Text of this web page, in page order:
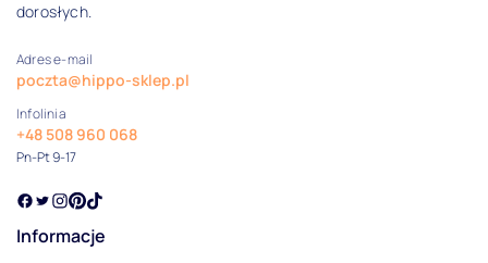
Pokaż wszystkie
Rozmiar ręcznika
70x140
Wykończenie ręcznika
Welurowe
dorosłych.
Adres e-mail
poczta@hippo-sklep.pl
Infolinia
+48 508 960 068
Pn-Pt 9-17
Informacje